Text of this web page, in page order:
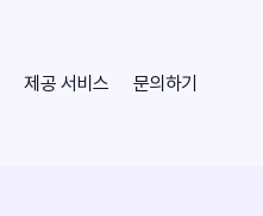
제공 서비스 문의하기